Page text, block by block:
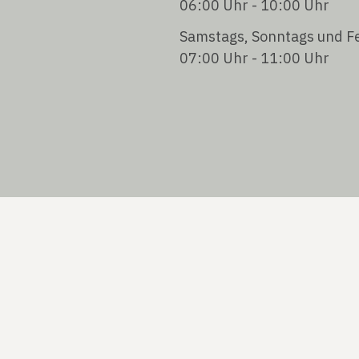
06:00 Uhr - 10:00 Uhr
Samstags, Sonntags und
07:00 Uhr - 11:00 Uhr